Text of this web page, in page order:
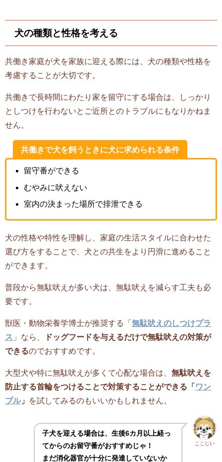
犬の種類と性格を考える
共働き家庭が犬を家族に迎える際には、犬の種類や性格を
考慮することが大切です。
共働きで長時間にわたり家を留守にする場合は、しっかり
としつけを行わないとご近所とのトラブルにもなりかねま
せん。
共働きで犬を飼うときに犬に求められる条件
留守番ができる
むやみに吠えない
室内の決まった場所で排泄できる
犬の性格や特性を理解し、家庭の生活スタイルに合わせた
選び方をすることで、犬との共生をより円滑に進めること
ができます。
普段から無駄吠えが多い犬は、無駄吠えを減らす工夫も必
要です。
獣医・動物栄養学博士が推奨する「無駄吠えのしつけプラ
ス 」なら、
ドッグフードを与えるだけで無駄吠えの対策が
できるのでおすすめです。
大型犬や特に無駄吠えが多くて心配な場合は、 無駄吠えを
防止する首輪をつけることで対策することができる「ワン
ブル」 を試してみるのもいいかもしれません。
ここじい
子犬を迎える場合は、生後6カ月以上経っ
てからのお留守番がおすすめじゃ！
まだ消化器官が十分に発達していないか